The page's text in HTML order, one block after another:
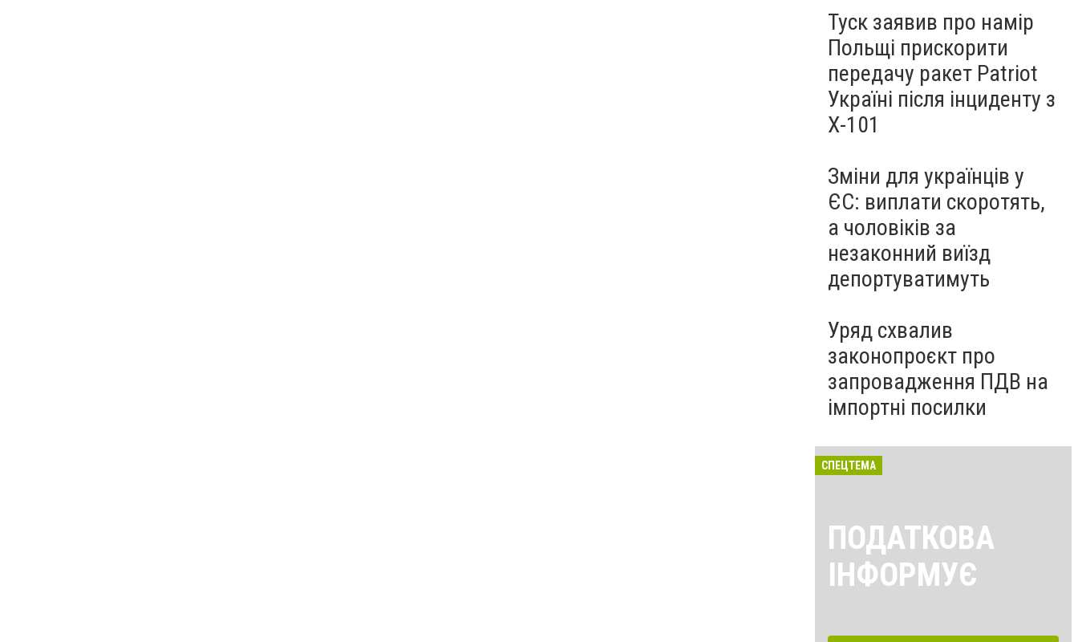
Туск заявив про намір
Польщі прискорити
передачу ракет Patriot
Україні після інциденту з
Х-101
Зміни для українців у
ЄС: виплати скоротять,
а чоловіків за
незаконний виїзд
депортуватимуть
Уряд схвалив
законопроєкт про
запровадження ПДВ на
імпортні посилки
СПЕЦТЕМА
ПОДАТКОВА
ІНФОРМУЄ